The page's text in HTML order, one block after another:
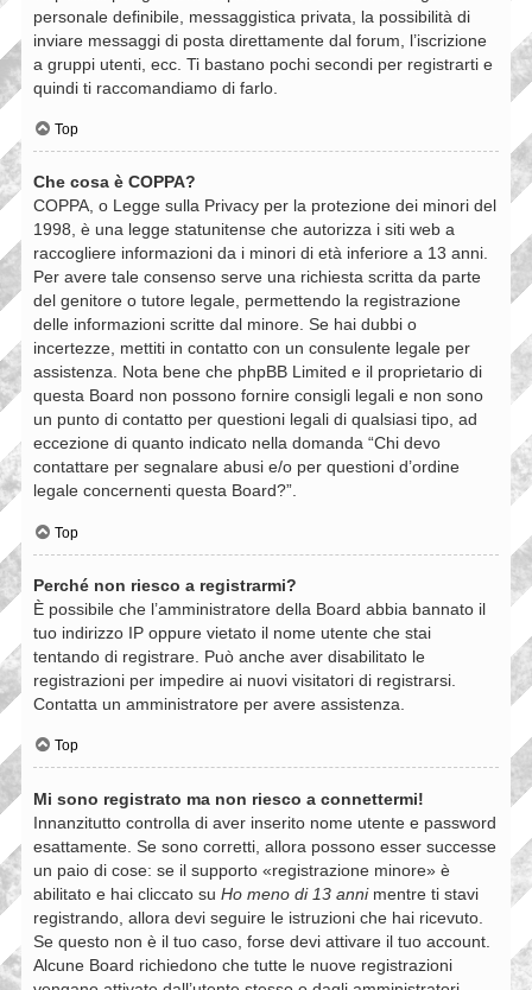
personale definibile, messaggistica privata, la possibilità di
inviare messaggi di posta direttamente dal forum, l’iscrizione
a gruppi utenti, ecc. Ti bastano pochi secondi per registrarti e
quindi ti raccomandiamo di farlo.
Top
Che cosa è COPPA?
COPPA, o Legge sulla Privacy per la protezione dei minori del
1998, è una legge statunitense che autorizza i siti web a
raccogliere informazioni da i minori di età inferiore a 13 anni.
Per avere tale consenso serve una richiesta scritta da parte
del genitore o tutore legale, permettendo la registrazione
delle informazioni scritte dal minore. Se hai dubbi o
incertezze, mettiti in contatto con un consulente legale per
assistenza. Nota bene che phpBB Limited e il proprietario di
questa Board non possono fornire consigli legali e non sono
un punto di contatto per questioni legali di qualsiasi tipo, ad
eccezione di quanto indicato nella domanda “Chi devo
contattare per segnalare abusi e/o per questioni d’ordine
legale concernenti questa Board?”.
Top
Perché non riesco a registrarmi?
È possibile che l’amministratore della Board abbia bannato il
tuo indirizzo IP oppure vietato il nome utente che stai
tentando di registrare. Può anche aver disabilitato le
registrazioni per impedire ai nuovi visitatori di registrarsi.
Contatta un amministratore per avere assistenza.
Top
Mi sono registrato ma non riesco a connettermi!
Innanzitutto controlla di aver inserito nome utente e password
esattamente. Se sono corretti, allora possono esser successe
un paio di cose: se il supporto «registrazione minore» è
abilitato e hai cliccato su Ho meno di 13 annimentre ti stavi
registrando, allora devi seguire le istruzioni che hai ricevuto.
Se questo non è il tuo caso, forse devi attivare il tuo account.
Alcune Board richiedono che tutte le nuove registrazioni